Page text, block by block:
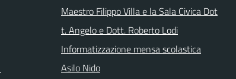
Maestro Filippo Villa e la Sala Civica Dot
t. Angelo e Dott. Roberto Lodi
Informatizzazione mensa scolastica
Asilo Nido